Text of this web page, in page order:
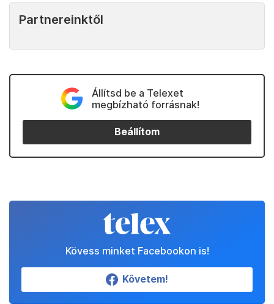
Partnereinktől
Állítsd be a Telexet
megbízható forrásnak!
Beállítom
Kövess minket Facebookon is!
Követem!